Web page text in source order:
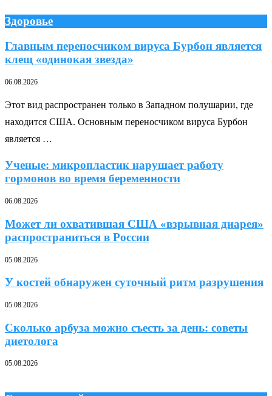
Здоровье
Главным переносчиком вируса Бурбон является
клещ «одинокая звезда»
06.08.2026
Этот вид распространен только в Западном полушарии, где
находится США. Основным переносчиком вируса Бурбон
является …
Ученые: микропластик нарушает работу
гормонов во время беременности
06.08.2026
Может ли охватившая США «взрывная диарея»
распространиться в России
05.08.2026
У костей обнаружен суточный ритм разрушения
05.08.2026
Сколько арбуза можно съесть за день: советы
диетолога
05.08.2026